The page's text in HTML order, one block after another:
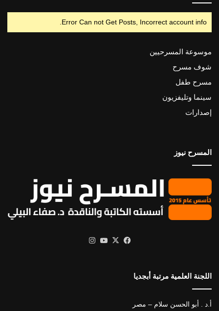
Error Can not Get Posts, Incorrect account info.
موسوعة المسرحيين
شوف مسرح
مسرح طفل
سينما وتليفزيون
إصدارات
المسرح نيوز
فيسبوك
X يوتيوب
اللجنة العلمية مرتبة أبجديا
أ.د . أبو الحسن سلام – مصر